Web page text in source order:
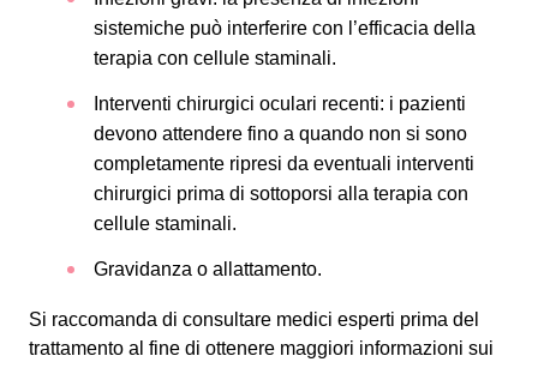
sistemiche può interferire con l’efficacia della
terapia con cellule staminali.
Interventi chirurgici oculari recenti: i pazienti
devono attendere fino a quando non si sono
completamente ripresi da eventuali interventi
chirurgici prima di sottoporsi alla terapia con
cellule staminali.
Gravidanza o allattamento.
Si raccomanda di consultare medici esperti prima del
trattamento al fine di ottenere maggiori informazioni sui